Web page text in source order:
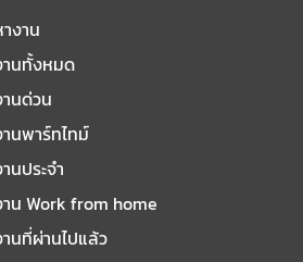
งาน
นทั้งหมด
นด่วน
นพาร์ทไทม์
นประจำ
น Work from home
นที่ผ่านไปแล้ว